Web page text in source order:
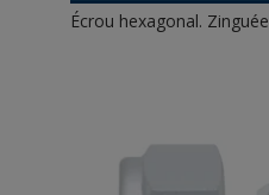
Écrou hexagonal. Zinguée